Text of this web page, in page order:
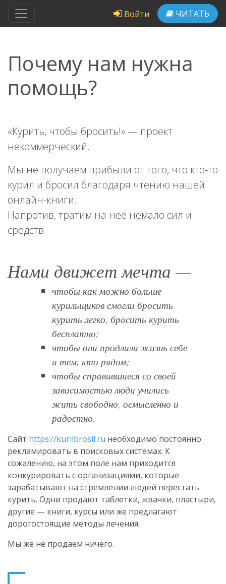
Войти ЧИТАТЬ
Почему нам нужна
помощь?
«Курить, чтобы бросить!» — проект
некоммерческий.
Мы не получаем прибыли от того, что кто-то
курил и бросил благодаря чтению нашей
онлайн-книги.
Напротив, тратим на неё немало сил и
средств.
Нами движет мечта —
чтобы как можно больше
курильщиков смогли бросить
курить легко, бросить курить
бесплатно;
чтобы они продлили жизнь себе
и тем, кто рядом;
чтобы справившиеся со своей
зависимостью люди учились
жить свободно, осмысленно и
радостно.
Сайт https://kurilbrosil.ru необходимо постоянно
рекламировать в поисковых системах. К
сожалению, на этом поле нам приходится
конкурировать с организациями, которые
зарабатывают на стремлении людей перестать
курить. Одни продают таблетки, жвачки, пластыри,
другие — книги, курсы или же предлагают
дорогостоящие методы лечения.
Мы же не продаём ничего.